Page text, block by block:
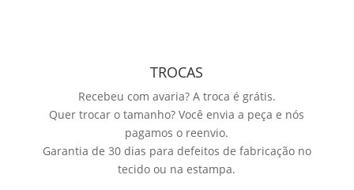
TROCAS
Recebeu com avaria? A troca é grátis.
Quer trocar o tamanho? Você envia a peça e nós
pagamos o reenvio.
Garantia de 30 dias para defeitos de fabricação no
tecido ou na estampa.